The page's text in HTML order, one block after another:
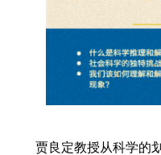
贾良定教授从科学的